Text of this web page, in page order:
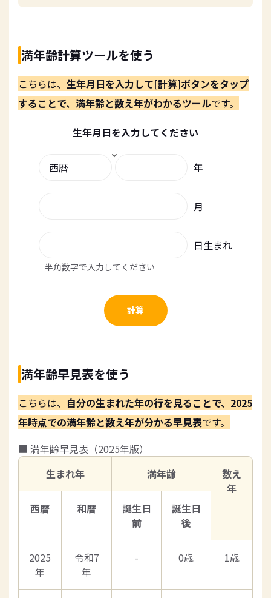
満年齢計算ツールを使う
こちらは、 生年月日を入力して[計算]ボタンをタップ
することで、満年齢と数え年がわかるツールです。
生年月日を入力してください
年
月
日生まれ
半角数字で入力してください
計算
満年齢早見表を使う
こちらは、 自分の生まれた年の行を見ることで、2025
年時点での満年齢と数え年が分かる早見表です。
■ 満年齢早見表（2025年版）
生まれ年
満年齢
数え
年
西暦
和暦
誕生日
前
誕生日
後
2025
年
令和7
年
- 0歳 1歳